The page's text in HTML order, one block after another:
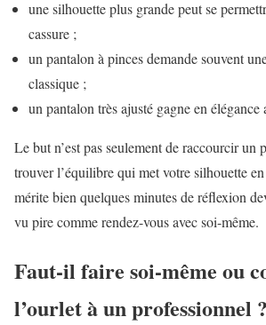
une silhouette plus grande peut se
cassure ;
un pantalon à pinces demande souvent
classique ;
un pantalon très ajusté gagne en élégance
Le but n’est pas seulement de raccourcir un
trouver l’équilibre qui met votre silhouette
mérite bien quelques minutes de réflexion
vu pire comme rendez-vous avec soi-même.
Faut-il faire soi-même ou
l’ourlet à un professionnel ?